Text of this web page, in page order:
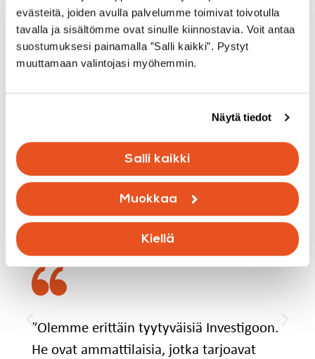
evästeitä, joiden avulla palvelumme toimivat toivotulla
tavalla ja sisältömme ovat sinulle kiinnostavia. Voit antaa
suostumuksesi painamalla ”Salli kaikki”. Pystyt
muuttamaan valintojasi myöhemmin.
Näytä tiedot
Salli kaikki
Muokkaa
Kiellä
”Olemme erittäin tyytyväisiä Investigoon.
He ovat ammattilaisia, jotka tarjoavat